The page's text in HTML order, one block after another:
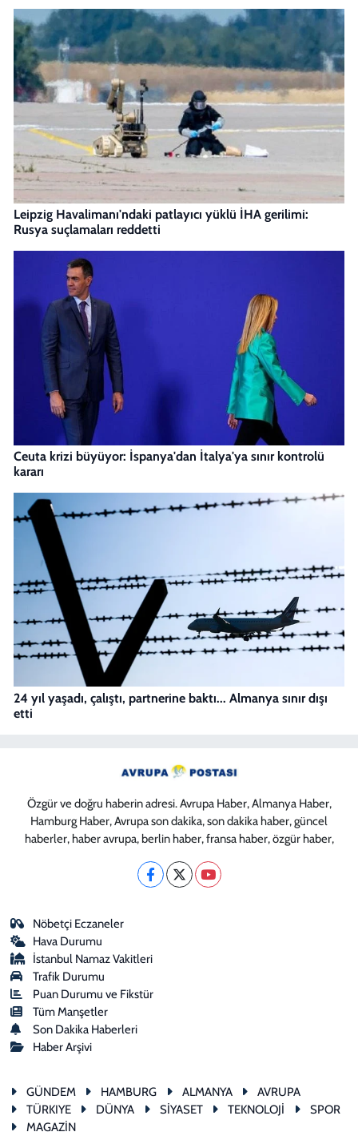
Leipzig Havalimanı'ndaki patlayıcı yüklü İHA gerilimi:
Rusya suçlamaları reddetti
Ceuta krizi büyüyor: İspanya'dan İtalya'ya sınır kontrolü
kararı
24 yıl yaşadı, çalıştı, partnerine baktı... Almanya sınır dışı
etti
Özgür ve doğru haberin adresi. Avrupa Haber, Almanya Haber,
Hamburg Haber, Avrupa son dakika, son dakika haber, güncel
haberler, haber avrupa, berlin haber, fransa haber, özgür haber,
Nöbetçi Eczaneler
Hava Durumu
İstanbul Namaz Vakitleri
Trafik Durumu
Puan Durumu ve Fikstür
Tüm Manşetler
Son Dakika Haberleri
Haber Arşivi
GÜNDEM HAMBURG ALMANYA
AVRUPA
TÜRKIYE
DÜNYA SİYASET TEKNOLOJİ
SPOR
MAGAZİN